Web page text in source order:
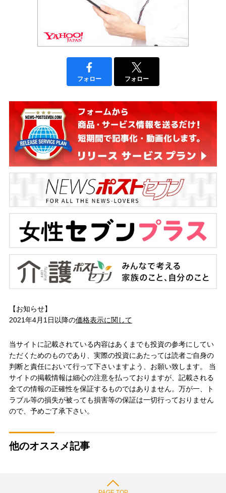
フォロー フォロー
【お知らせ】
2021年4月1日以降の価格表示に関して
当サイトに記載されている内容はあくまでも投資の参考にしてい
ただくためのものであり、実際の投資にあたっては読者ご自身の
判断と責任において行って下さいますよう、お願い致します。 当
サイトの掲載情報は細心の注意を払っておりますが、記載される
全ての情報の正確性を保証するものではありません。万が一、ト
ラブル等の損失が被っても損害等の保証は一切行っておりません
ので、予めご了承下さい。
他のオススメ記事